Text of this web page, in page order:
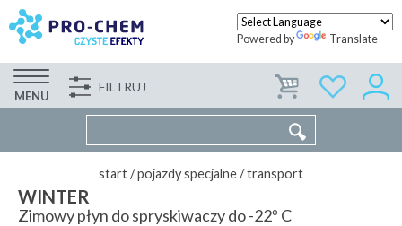
Powered by Translate
MENU
FILTRUJ WSPÓŁPRACA KONTAKT
start/pojazdy specjalne/transport
WINTER
Zimowy płyn do spryskiwaczy do -22º C